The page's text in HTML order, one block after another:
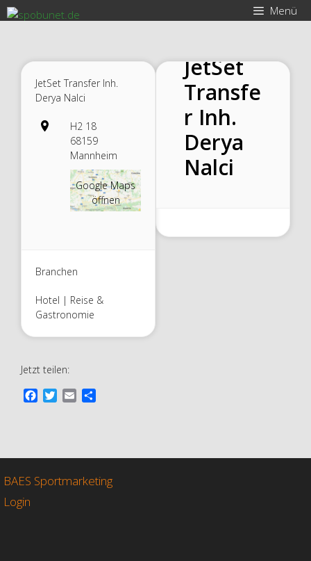
Zum
Inhalt
Menü
JetSet Transfer Inh.
Derya Nalci
H2 18
68159
Mannheim
Google Maps
öffnen
Branchen
Hotel | Reise &
Gastronomie
JetSet
Transfe
r Inh.
Derya
Nalci
Jetzt teilen:
o
k
r
BAES Sportmarketing
Login